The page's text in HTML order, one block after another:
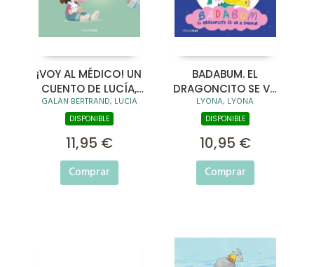
¡VOY AL MÉDICO! UN
CUENTO DE LUCÍA,
MI PEDIATRA
GALAN BERTRAND, LUCIA
DISPONIBLE
11,95 €
Comprar
BADABUM. EL
DRAGONCITO SE VA
A DORMIR
LYONA, LYONA
DISPONIBLE
10,95 €
Comprar